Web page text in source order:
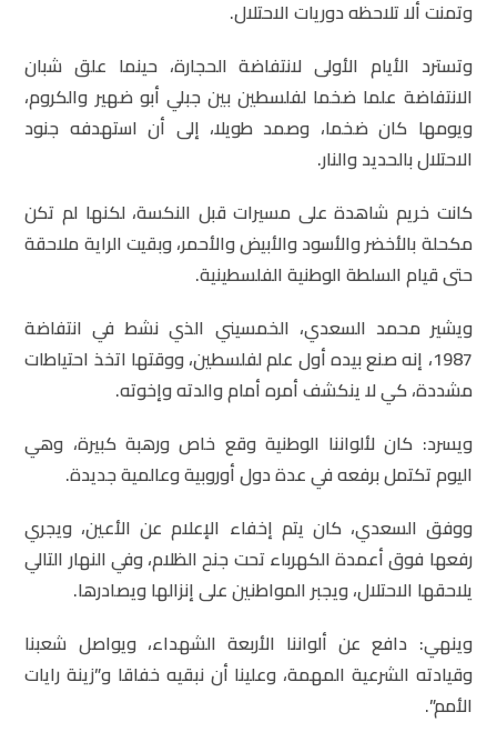
وتمنت ألا تلاحظه دوريات الاحتلال.
وتسترد الأيام الأولى لانتفاضة الحجارة، حينما علق شبان
الانتفاضة علما ضخما لفلسطين بين جبلي أبو ضهير والكروم،
ويومها كان ضخما، وصمد طويلا، إلى أن استهدفه جنود
الاحتلال بالحديد والنار.
كانت خريم شاهدة على مسيرات قبل النكسة، لكنها لم تكن
مكحلة بالأخضر والأسود والأبيض والأحمر، وبقيت الراية ملاحقة
حتى قيام السلطة الوطنية الفلسطينية.
ويشير محمد السعدي، الخمسيني الذي نشط في انتفاضة
1987، إنه صنع بيده أول علم لفلسطين، ووقتها اتخذ احتياطات
مشددة، كي لا ينكشف أمره أمام والدته وإخوته.
ويسرد: كان لألواننا الوطنية وقع خاص ورهبة كبيرة، وهي
اليوم تكتمل برفعه في عدة دول أوروبية وعالمية جديدة.
ووفق السعدي، كان يتم إخفاء الإعلام عن الأعين، ويجري
رفعها فوق أعمدة الكهرباء تحت جنح الظلام، وفي النهار التالي
يلاحقها الاحتلال، ويجبر المواطنين على إنزالها ويصادرها.
وينهي: دافع عن ألواننا الأربعة الشهداء، ويواصل شعبنا
وقيادته الشرعية المهمة، وعلينا أن نبقيه خفاقا و”زينة رايات
الأمم”.